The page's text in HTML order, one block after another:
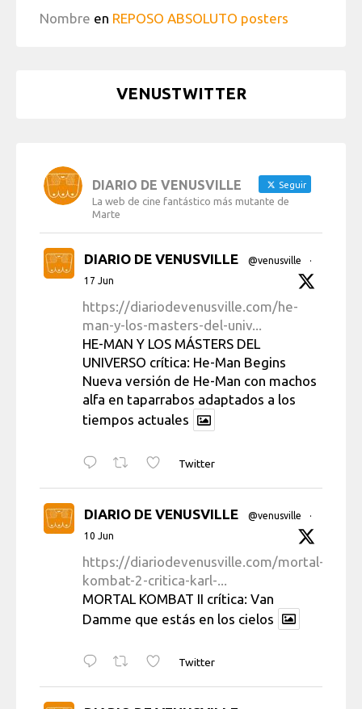
Nombre en REPOSO ABSOLUTO posters
VENUSTWITTER
DIARIO DE VENUSVILLE Seguir
La web de cine fantástico más mutante de
Marte
DIARIO DE VENUSVILLE @venusville
·
17 Jun
https://diariodevenusville.com/he-
man-y-los-masters-del-univ...
HE-MAN Y LOS MÁSTERS DEL
UNIVERSO crítica: He-Man Begins
Nueva versión de He-Man con machos
alfa en taparrabos adaptados a los
tiempos actuales
Twitter
DIARIO DE VENUSVILLE @venusville
·
10 Jun
https://diariodevenusville.com/mortal-
kombat-2-critica-karl-...
MORTAL KOMBAT II crítica: Van
Damme que estás en los cielos
Twitter